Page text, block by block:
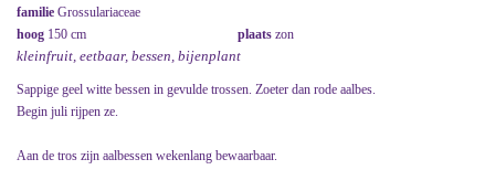
familie Grossulariaceae
hoog 150 cm plaats zon
kleinfruit, eetbaar, bessen, bijenplant
Sappige geel witte bessen in gevulde trossen. Zoeter dan rode aalbes.
Begin juli rijpen ze.
Aan de tros zijn aalbessen wekenlang bewaarbaar.